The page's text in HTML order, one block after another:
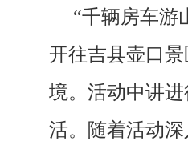
“千辆房车游
开往吉县壶口
境。活动中讲
活。随着活动